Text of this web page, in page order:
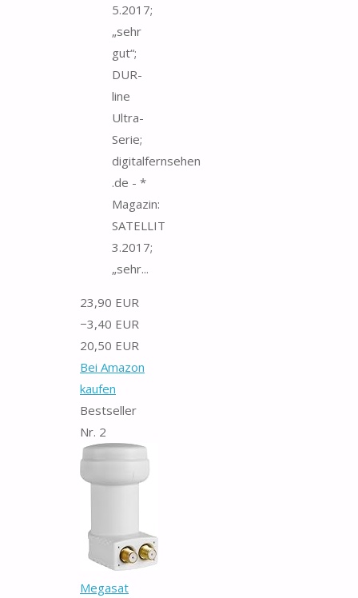
5.2017;
„sehr
gut“;
DUR-
line
Ultra-
Serie;
digitalfernsehen
.de - *
Magazin:
SATELLIT
3.2017;
„sehr...
23,90 EUR
−3,40 EUR
20,50 EUR
Bei Amazon
kaufen
Bestseller
Nr. 2
Megasat